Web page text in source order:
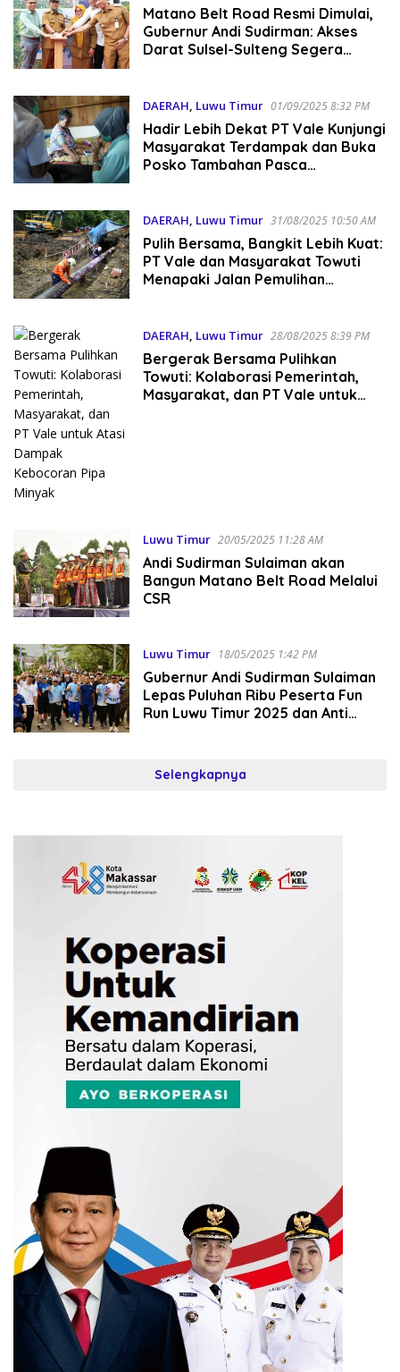
Matano Belt Road Resmi Dimulai,
Gubernur Andi Sudirman: Akses
Darat Sulsel-Sulteng Segera
DAERAH, Luwu Timur 01/09/2025 8:32 PM
Hadir Lebih Dekat PT Vale Kunjungi
Masyarakat Terdampak dan Buka
Posko Tambahan Pasca
DAERAH, Luwu Timur 31/08/2025 10:50 AM
Pulih Bersama, Bangkit Lebih Kuat:
PT Vale dan Masyarakat Towuti
Menapaki Jalan Pemulihan
DAERAH, Luwu Timur 28/08/2025 8:39 PM
Bergerak Bersama Pulihkan
Towuti: Kolaborasi Pemerintah,
Masyarakat, dan PT Vale untuk
Luwu Timur 20/05/2025 11:28 AM
Andi Sudirman Sulaiman akan
Bangun Matano Belt Road Melalui
CSR
Luwu Timur 18/05/2025 1:42 PM
Gubernur Andi Sudirman Sulaiman
Lepas Puluhan Ribu Peserta Fun
Run Luwu Timur 2025 dan Anti
Selengkapnya